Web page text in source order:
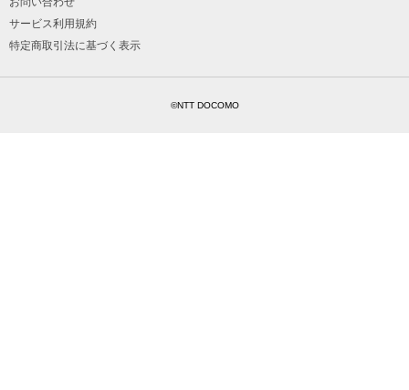
サービス利用規約
特定商取引法に基づく表示
©NTT DOCOMO